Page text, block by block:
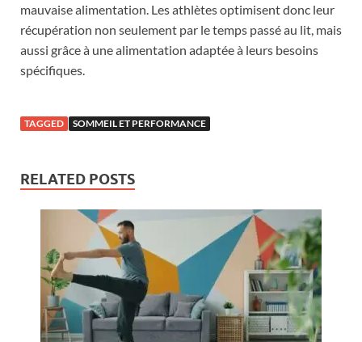
mauvaise alimentation. Les athlètes optimisent donc leur
récupération non seulement par le temps passé au lit, mais
aussi grâce à une alimentation adaptée à leurs besoins
spécifiques.
TAGGED SOMMEIL ET PERFORMANCE
RELATED POSTS